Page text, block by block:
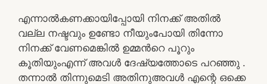
എന്നാൽകണക്കായിപ്പോയി നിനക്ക് അതിൽ
വല്ല നഷ്ടവും ഉണ്ടോ നീയുംപോയി തിന്നോ
നിനക്ക് വേണമെങ്കിൽ ഉമ്മൻറെ പൂറും
കൂതിയുംഎന്ന് അവൾ ദേഷ്യത്തോടെ പറഞ്ഞു .
തന്നാൽ തിന്നുമെടി അതിനുഅവൾ എന്റെ ഒക്കെ